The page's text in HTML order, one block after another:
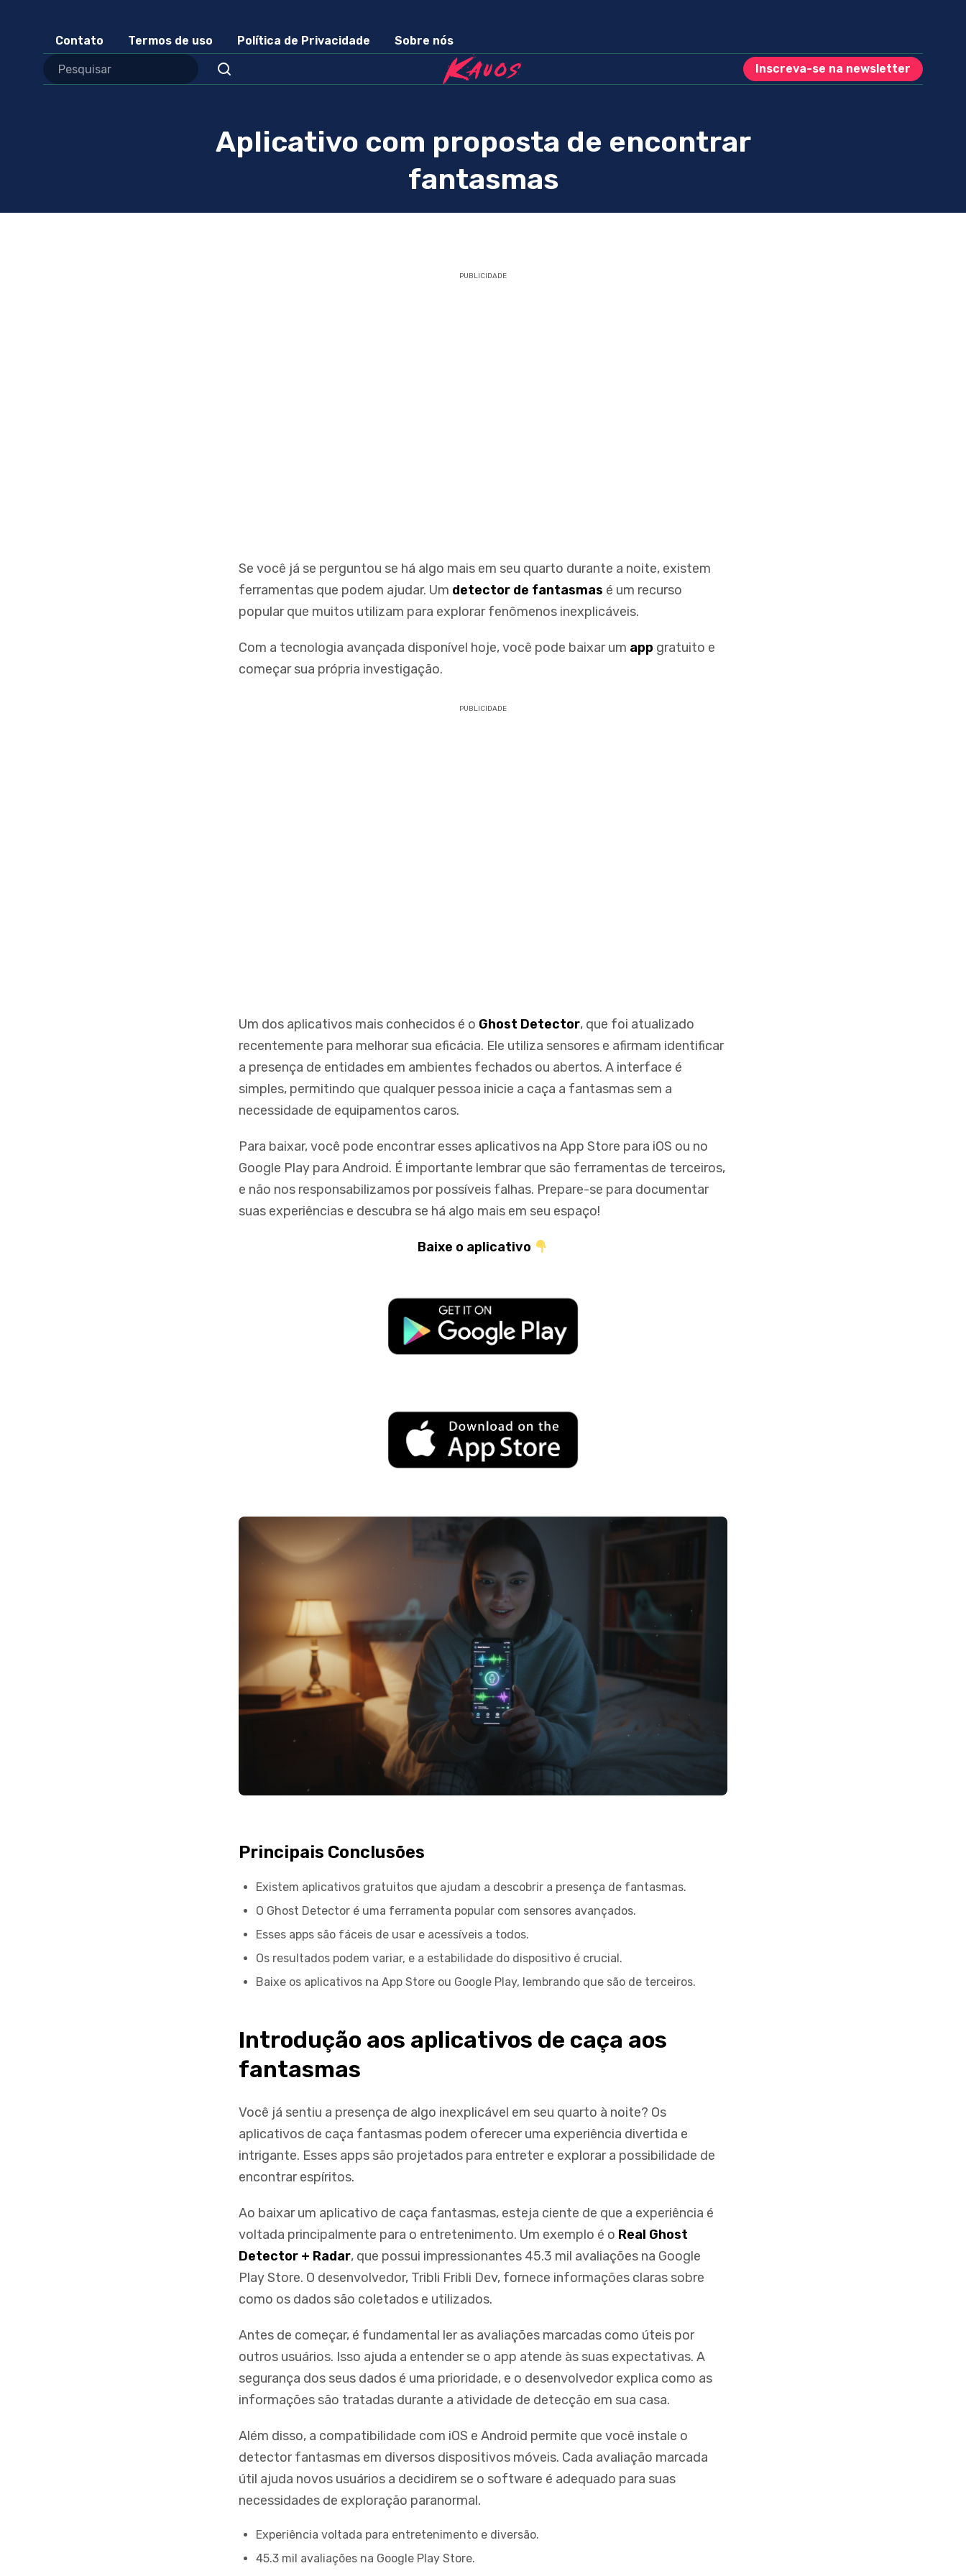
Contato Termos de uso Política de Privacidade Sobre nós
Inscreva-se na newsletter
Aplicativo com proposta de encontrar
fantasmas
PUBLICIDADE
Se você já se perguntou se há algo mais em seu quarto durante a noite, existem
ferramentas que podem ajudar. Um detector de fantasmas é um recurso
popular que muitos utilizam para explorar fenômenos inexplicáveis.
Com a tecnologia avançada disponível hoje, você pode baixar um app gratuito e
começar sua própria investigação.
PUBLICIDADE
Um dos aplicativos mais conhecidos é o Ghost Detector, que foi atualizado
recentemente para melhorar sua eficácia. Ele utiliza sensores e afirmam identificar
a presença de entidades em ambientes fechados ou abertos. A interface é
simples, permitindo que qualquer pessoa inicie a caça a fantasmas sem a
necessidade de equipamentos caros.
Para baixar, você pode encontrar esses aplicativos na App Store para iOS ou no
Google Play para Android. É importante lembrar que são ferramentas de terceiros,
e não nos responsabilizamos por possíveis falhas. Prepare-se para documentar
suas experiências e descubra se há algo mais em seu espaço!
Baixe o aplicativo
Principais Conclusões
Existem aplicativos gratuitos que ajudam a descobrir a presença de fantasmas.
O Ghost Detector é uma ferramenta popular com sensores avançados.
Esses apps são fáceis de usar e acessíveis a todos.
Os resultados podem variar, e a estabilidade do dispositivo é crucial.
Baixe os aplicativos na App Store ou Google Play, lembrando que são de terceiros.
Introdução aos aplicativos de caça aos
fantasmas
Você já sentiu a presença de algo inexplicável em seu quarto à noite? Os
aplicativos de caça fantasmas podem oferecer uma experiência divertida e
intrigante. Esses apps são projetados para entreter e explorar a possibilidade de
encontrar espíritos.
Ao baixar um aplicativo de caça fantasmas, esteja ciente de que a experiência é
voltada principalmente para o entretenimento. Um exemplo é o Real Ghost
Detector + Radar, que possui impressionantes 45.3 mil avaliações na Google
Play Store. O desenvolvedor, Tribli Fribli Dev, fornece informações claras sobre
como os dados são coletados e utilizados.
Antes de começar, é fundamental ler as avaliações marcadas como úteis por
outros usuários. Isso ajuda a entender se o app atende às suas expectativas. A
segurança dos seus dados é uma prioridade, e o desenvolvedor explica como as
informações são tratadas durante a atividade de detecção em sua casa.
Além disso, a compatibilidade com iOS e Android permite que você instale o
detector fantasmas em diversos dispositivos móveis. Cada avaliação marcada
útil ajuda novos usuários a decidirem se o software é adequado para suas
necessidades de exploração paranormal.
Experiência voltada para entretenimento e diversão.
45.3 mil avaliações na Google Play Store.